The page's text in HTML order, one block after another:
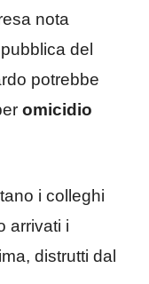
nota
del
potrebbe
omicidio
i colleghi
arrivati i
distrutti dal